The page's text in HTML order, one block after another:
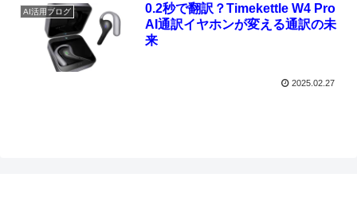
AI活用ブログ
0.2秒で翻訳？Timekettle W4 Pro
AI通訳イヤホンが変える通訳の未
来
2025.02.27